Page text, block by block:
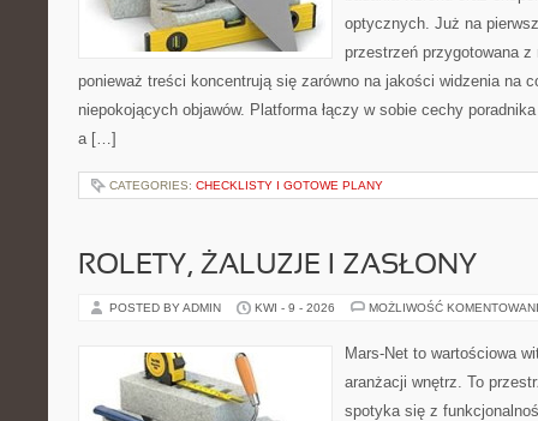
optycznych. Już na
przestrzeń przygotowana
ponieważ treści koncentrują się zarówno na jakości widzenia na
niepokojących objawów. Platforma łączy w sobie cechy
a […]
CATEGORIES: CHECKLISTY I GOTOWE PLANY
ROLETY, ŻALUZJE I ZASŁONY
POSTED BY ADMIN KWI - 9 - 2026 MOŻLIWOŚĆ
Mars-Net to wartościowa
aranżacji wnętrz. To
spotyka się z